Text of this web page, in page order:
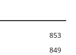
853
849